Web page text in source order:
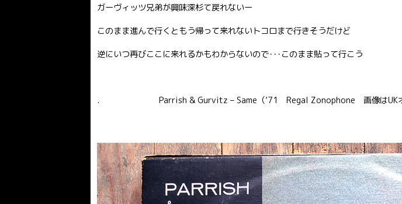
ガーヴィッツ兄弟が興味深杉て戻れないー
このまま進んで行くともう帰って来れないトコロまで行きそうだけど
逆にいつ再びここに来れるかもわからないので･･･このまま貼って行こう
. Parrish & Gurvitz – Same（’71 Regal Zonophone 画像はUKオ